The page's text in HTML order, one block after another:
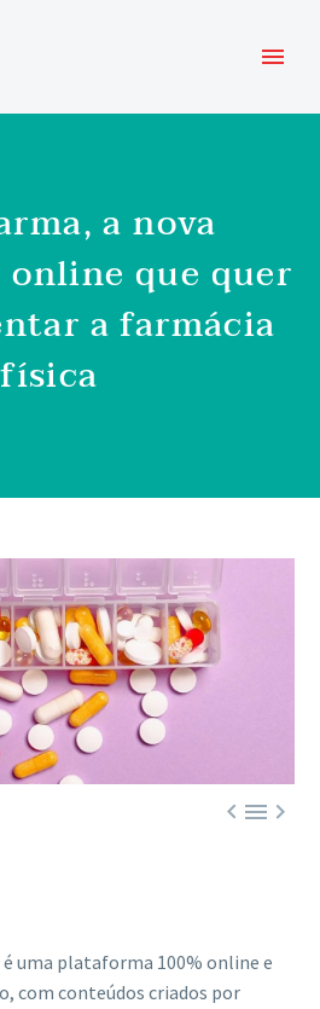
a nova
que quer
a farmácia
física

é uma plataforma 100% online e
com conteúdos criados por